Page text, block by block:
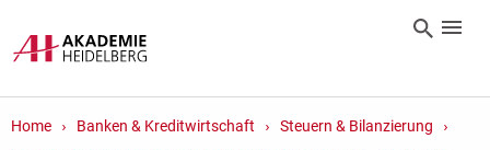
Home Banken & Kreditwirtschaft
Steuern & Bilanzierung